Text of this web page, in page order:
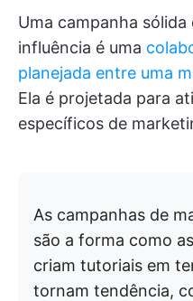
Uma campanha
influência é uma
planejada entre uma
Ela é projetada para
específicos de
As campanhas de
são a forma como
criam tutoriais em
tornam tendência,